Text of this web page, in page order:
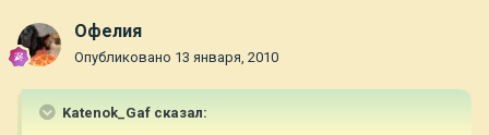
Офелия
Опубликовано 13 января, 2010
Katenok_Gaf сказал: